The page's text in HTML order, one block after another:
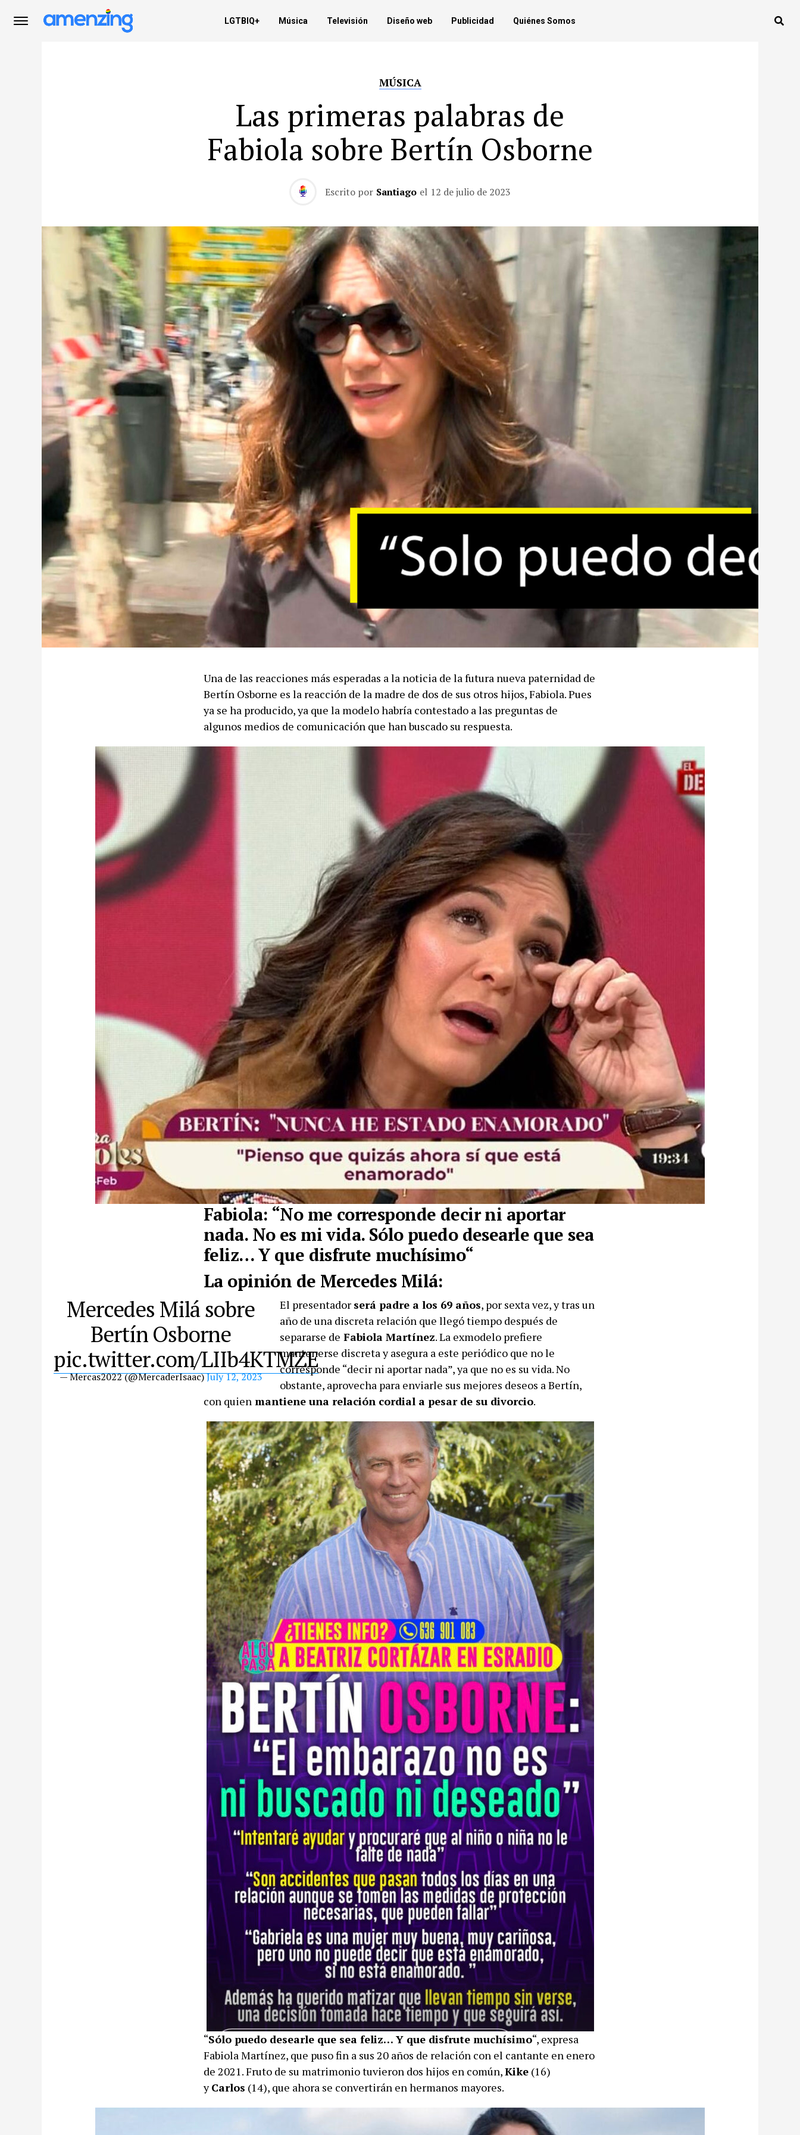
LGTBIQ+ Música Televisión Diseño web Publicidad Quiénes Somos
MÚSICA
Las primeras palabras de
Fabiola sobre Bertín Osborne
Escrito por Santiago el 12 de julio de 2023
Una de las reacciones más esperadas a la noticia de la futura nueva paternidad de
Bertín Osborne es la reacción de la madre de dos de sus otros hijos, Fabiola. Pues
ya se ha producido, ya que la modelo habría contestado a las preguntas de
algunos medios de comunicación que han buscado su respuesta.
Fabiola: “No me corresponde decir ni aportar
nada. No es mi vida. Sólo puedo desearle que sea
feliz… Y que disfrute muchísimo“
La opinión de Mercedes Milá:
Mercedes Milá sobre
Bertín Osborne
pic.twitter.com/LIIb4KTMZE
— Mercas2022 (@MercaderIsaac)July 12, 2023
El presentador será padre a los 69 años, por sexta vez, y tras un
año de una discreta relación que llegó tiempo después de
separarse de Fabiola Martínez. La exmodelo prefiere
mantenerse discreta y asegura a este periódico que no le
corresponde “decir ni aportar nada”, ya que no es su vida. No
obstante, aprovecha para enviarle sus mejores deseos a Bertín,
con quien mantiene una relación cordial a pesar de su divorcio.
“Sólo puedo desearle que sea feliz… Y que disfrute muchísimo“, expresa
Fabiola Martínez, que puso fin a sus 20 años de relación con el cantante en enero
de 2021. Fruto de su matrimonio tuvieron dos hijos en común,Kike (16)
yCarlos (14), que ahora se convertirán en hermanos mayores.